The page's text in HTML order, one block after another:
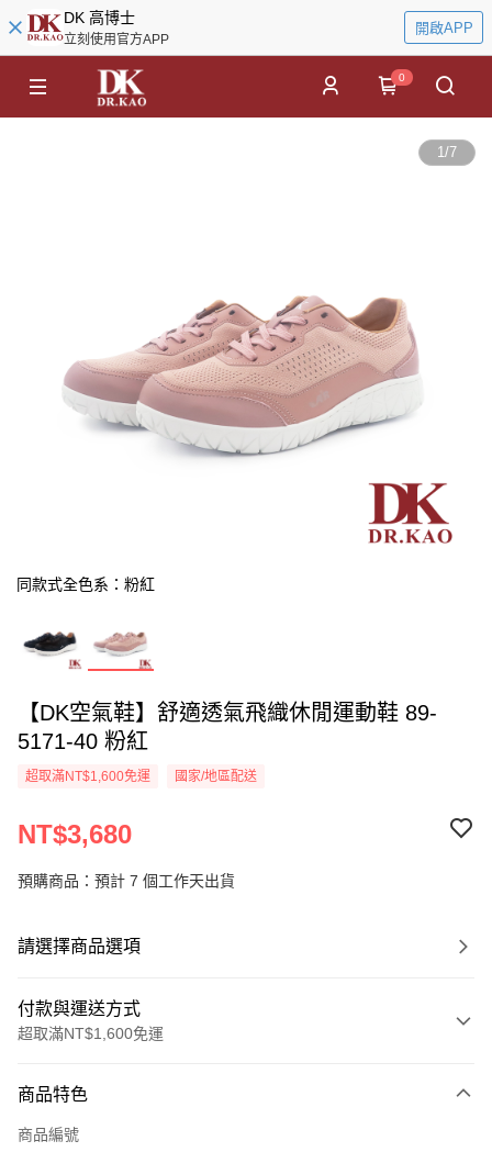
DK 高博士
立刻使用官方APP
開啟APP
0
1/7
同款式全色系：粉紅
【DK空氣鞋】舒適透氣飛織休閒運動鞋 89-
5171-40 粉紅
超取滿NT$1,600免運 國家/地區配送
NT$3,680
預購商品：預計 7 個工作天出貨
請選擇商品選項
付款與運送方式
超取滿NT$1,600免運
信用卡一次付款
LINE Pay
商品特色
商品編號